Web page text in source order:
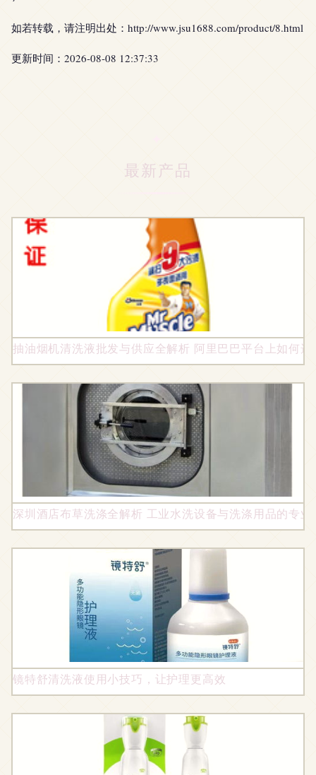
如若转载，请注明出处：http://www.jsu1688.com/product/8.html
更新时间：2026-08-08 12:37:33
最新产品
抽油烟机清洗液批发与供应全解析 阿里巴巴平台上如何选
深圳酒店布草洗涤全解析 工业水洗设备与洗涤用品的专业
镜特舒清洗液使用小技巧，让护理更高效